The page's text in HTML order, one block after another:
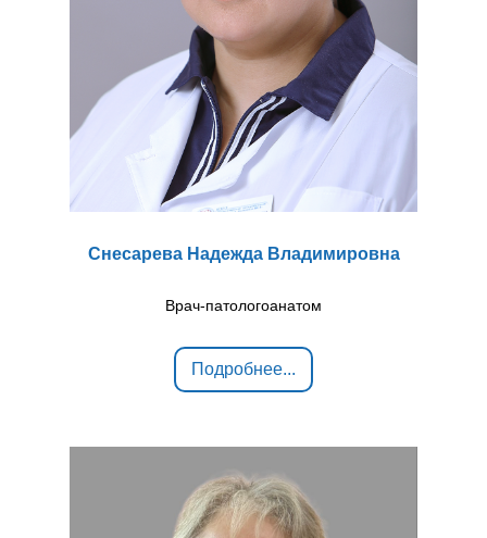
Снесарева Надежда Владимировна
Врач-патологоанатом
Подробнее...